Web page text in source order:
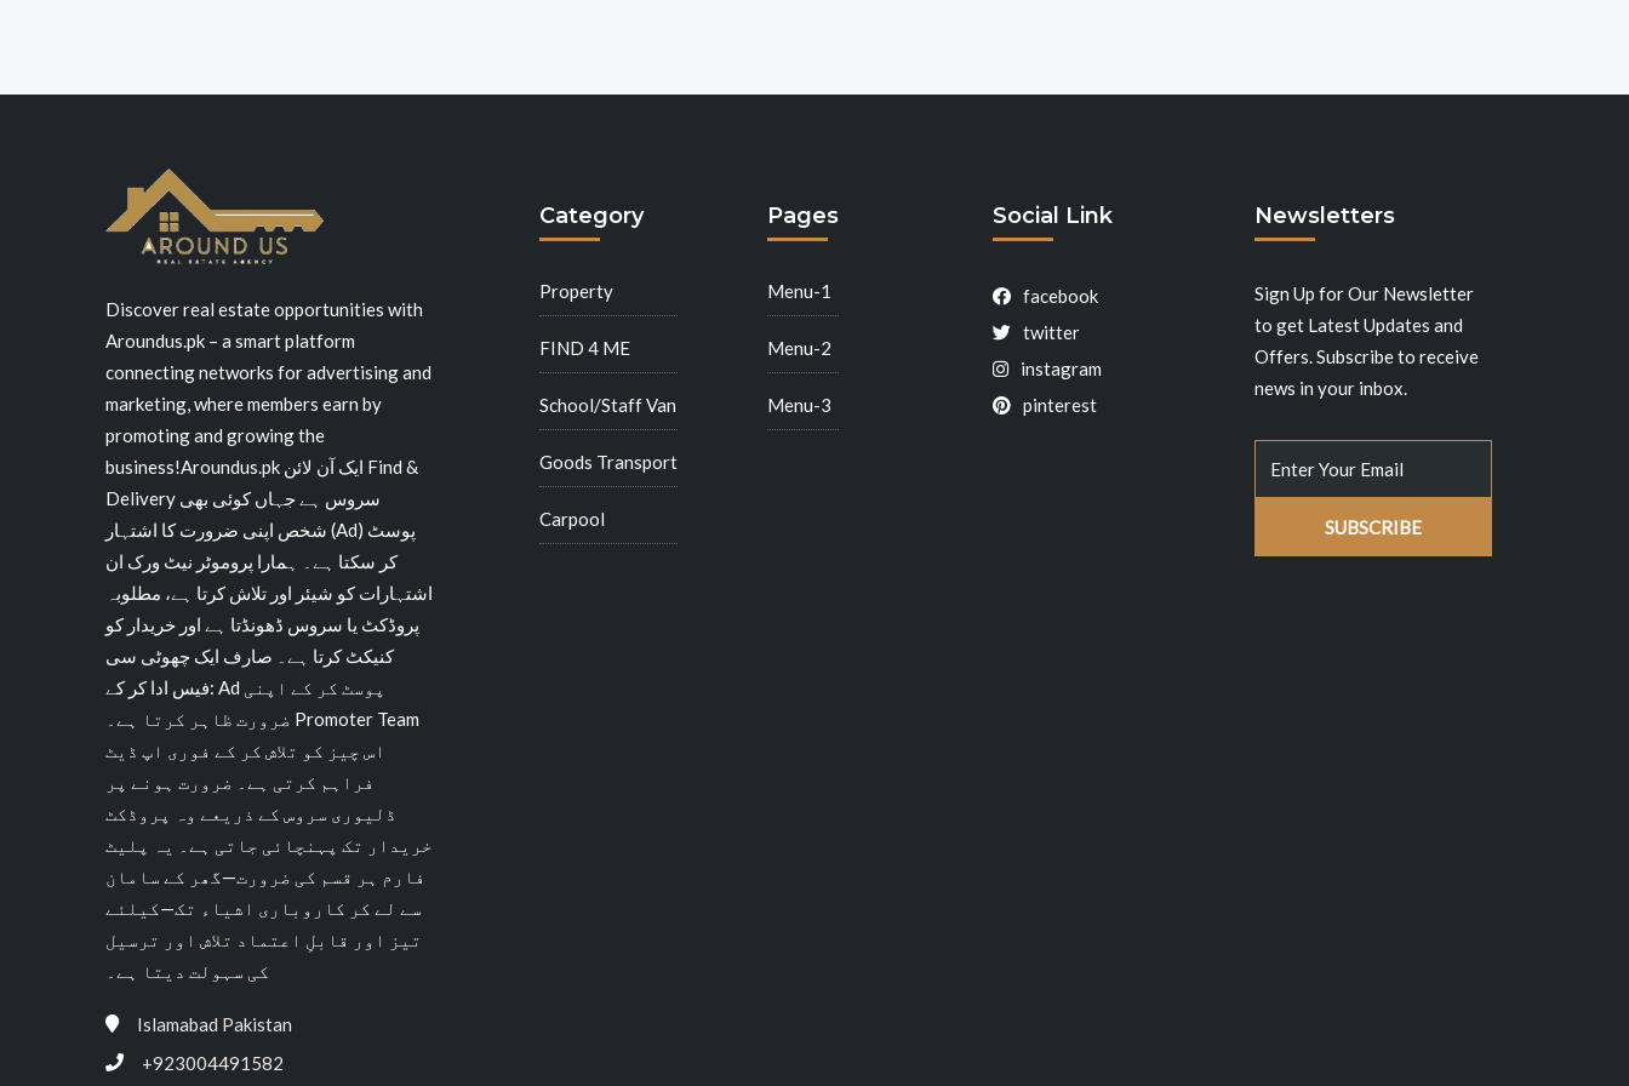
Discover real estate opportunities with
Aroundus.pk – a smart platform
connecting networks for advertising and
marketing, where members earn by
promoting and growing the
business!Aroundus.pk ایک آن لائن Find &
Delivery سروس ہے جہاں کوئی بھی
شخص اپنی ضرورت کا اشتہار (Ad) پوسٹ
کر سکتا ہے۔ ہمارا پروموٹر نیٹ ورک ان
اشتہارات کو شیئر اور تلاش کرتا ہے، مطلوبہ
پروڈکٹ یا سروس ڈھونڈتا ہے اور خریدار کو
کنیکٹ کرتا ہے۔ صارف ایک چھوٹی سی
فیس ادا کر کے: Ad پوسٹ کر کے اپنی
ضرورت ظاہر کرتا ہے۔ Promoter Team
اس چیز کو تلاش کر کے فوری اپ ڈیٹ
فراہم کرتی ہے۔ ضرورت ہونے پر
ڈلیوری سروس کے ذریعے وہ پروڈکٹ
خریدار تک پہنچائی جاتی ہے۔ یہ پلیٹ
فارم ہر قسم کی ضرورت—گھر کے سامان
سے لے کر کاروباری اشیاء تک—کیلئے
تیز اور قابلِ اعتماد تلاش اور ترسیل
کی سہولت دیتا ہے۔
Islamabad Pakistan
+923004491582
Category
Property
FIND 4 ME
School/Staff Van
Goods Transport
Carpool
Pages
Menu-1
Menu-2
Menu-3
Social Link
facebook
twitter
instagram
pinterest
Newsletters
Sign Up for Our Newsletter
to get Latest Updates and
Offers. Subscribe to receive
news in your inbox.